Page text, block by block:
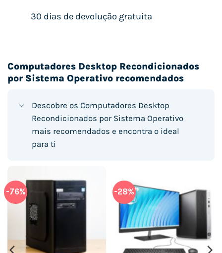
30 dias de devolução gratuita
Computadores Desktop Recondicionados
por Sistema Operativo recomendados
Descobre os Computadores Desktop
Recondicionados por Sistema Operativo
mais recomendados e encontra o ideal
para ti
-76% -28%